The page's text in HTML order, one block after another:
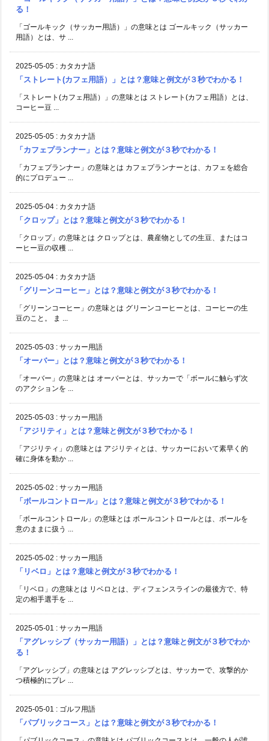
る！
「ゴールキック（サッカー用語）」の意味とは ゴールキック（サッカー
用語）とは、サ ...
2025-05-05 : カタカナ語
「ストレート(カフェ用語）」とは？意味と例文が３秒でわかる！
「ストレート(カフェ用語）」の意味とは ストレート(カフェ用語）とは、
コーヒー豆 ...
2025-05-05 : カタカナ語
「カフェプランナー」とは？意味と例文が３秒でわかる！
「カフェプランナー」の意味とは カフェプランナーとは、カフェを総合
的にプロデュー ...
2025-05-04 : カタカナ語
「クロップ」とは？意味と例文が３秒でわかる！
「クロップ」の意味とは クロップとは、農産物としての生豆、またはコ
ーヒー豆の収穫 ...
2025-05-04 : カタカナ語
「グリーンコーヒー」とは？意味と例文が３秒でわかる！
「グリーンコーヒー」の意味とは グリーンコーヒーとは、コーヒーの生
豆のこと。 ま ...
2025-05-03 : サッカー用語
「オーバー」とは？意味と例文が３秒でわかる！
「オーバー」の意味とは オーバーとは、サッカーで「ボールに触らず次
のアクションを ...
2025-05-03 : サッカー用語
「アジリティ」とは？意味と例文が３秒でわかる！
「アジリティ」の意味とは アジリティとは、サッカーにおいて素早く的
確に身体を動か ...
2025-05-02 : サッカー用語
「ボールコントロール」とは？意味と例文が３秒でわかる！
「ボールコントロール」の意味とは ボールコントロールとは、ボールを
意のままに扱う ...
2025-05-02 : サッカー用語
「リベロ」とは？意味と例文が３秒でわかる！
「リベロ」の意味とは リベロとは、ディフェンスラインの最後方で、特
定の相手選手を ...
2025-05-01 : サッカー用語
「アグレッシブ（サッカー用語）」とは？意味と例文が３秒でわか
る！
「アグレッシブ」の意味とは アグレッシブとは、サッカーで、攻撃的か
つ積極的にプレ ...
2025-05-01 : ゴルフ用語
「パブリックコース」とは？意味と例文が３秒でわかる！